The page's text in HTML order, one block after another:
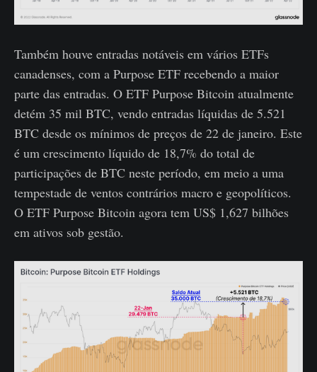
Também houve entradas notáveis ​​em vários ETFs
canadenses, com a Purpose ETF recebendo a maior
parte das entradas. O ETF Purpose Bitcoin atualmente
detém 35 mil BTC, vendo entradas líquidas de 5.521
BTC desde os mínimos de preços de 22 de janeiro. Este
é um crescimento líquido de 18,7% do total de
participações de BTC neste período, em meio a uma
tempestade de ventos contrários macro e geopolíticos.
O ETF Purpose Bitcoin agora tem US$ 1,627 bilhões
em ativos sob gestão.